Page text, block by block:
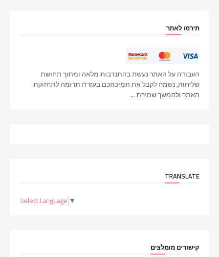
תירמו לאתר
העבודה על האתר נעשת בהתנדבות מלאה ומתוך תחושת
שליחות, נשמח לקבל את תמיכתכם בעזרת תרומה לתחזוקת
האתר ולהמשך שמירת ...
TRANSLATE
Select Language ▼
קישורים מומלצים